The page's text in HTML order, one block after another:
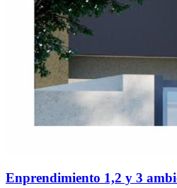
Enprendimiento 1,2 y 3